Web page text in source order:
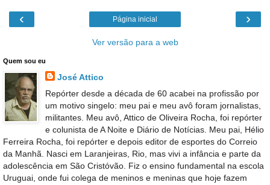
‹ ›
Página inicial
Ver versão para a web
Quem sou eu
José Attico
Repórter desde a década de 60 acabei na profissão por
um motivo singelo: meu pai e meu avô foram jornalistas,
militantes. Meu avô, Attico de Oliveira Rocha, foi repórter
e colunista de A Noite e Diário de Notícias. Meu pai, Hélio
Ferreira Rocha, foi repórter e depois editor de esportes do Correio
da Manhã. Nasci em Laranjeiras, Rio, mas vivi a infância e parte da
adolescência em São Cristóvão. Fiz o ensino fundamental na escola
Uruguai, onde fui colega de meninos e meninas que hoje fazem